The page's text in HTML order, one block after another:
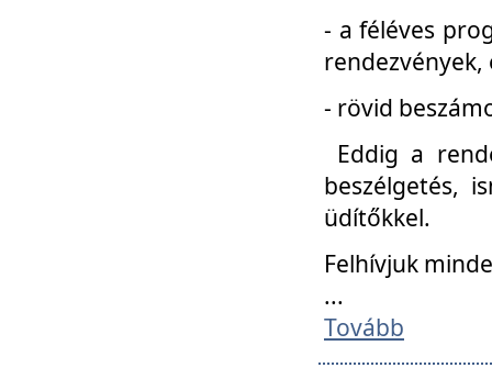
- a féléves
- rövid
Eddig a
beszélgetés,
üdítőkkel.
Felhívjuk
...
Tovább